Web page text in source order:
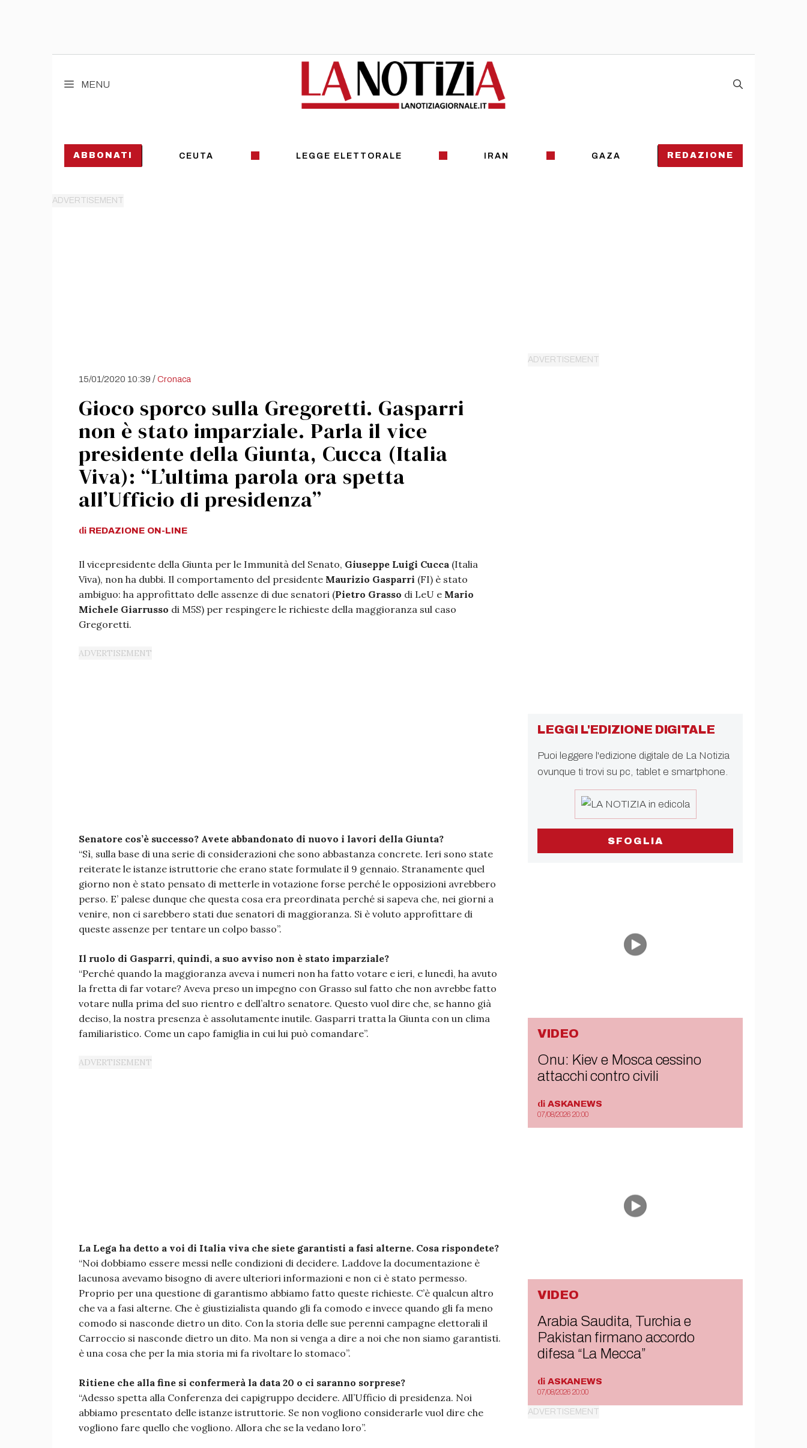
MENU
ABBONATI CEUTA LEGGE ELETTORALE IRAN GAZA REDAZIONE
15/01/2020 10:39 /Cronaca
Gioco sporco sulla Gregoretti. Gasparri
non è stato imparziale. Parla il vice
presidente della Giunta, Cucca (Italia
Viva): “L’ultima parola ora spetta
all’Ufficio di presidenza”
di REDAZIONE ON-LINE
Il vicepresidente della Giunta per le Immunità del Senato, Giuseppe Luigi Cucca (Italia
Viva), non ha dubbi. Il comportamento del presidente Maurizio Gasparri (FI) è stato
ambiguo: ha approfittato delle assenze di due senatori (Pietro Grasso di LeU e Mario
Michele Giarrusso di M5S) per respingere le richieste della maggioranza sul caso
Gregoretti.
Senatore cos’è successo? Avete abbandonato di nuovo i lavori della Giunta?
“Sì, sulla base di una serie di considerazioni che sono abbastanza concrete. Ieri sono state
reiterate le istanze istruttorie che erano state formulate il 9 gennaio. Stranamente quel
giorno non è stato pensato di metterle in votazione forse perché le opposizioni avrebbero
perso. E’ palese dunque che questa cosa era preordinata perché si sapeva che, nei giorni a
venire, non ci sarebbero stati due senatori di maggioranza. Si è voluto approfittare di
queste assenze per tentare un colpo basso”.
Il ruolo di Gasparri, quindi, a suo avviso non è stato imparziale?
“Perché quando la maggioranza aveva i numeri non ha fatto votare e ieri, e lunedì, ha avuto
la fretta di far votare? Aveva preso un impegno con Grasso sul fatto che non avrebbe fatto
votare nulla prima del suo rientro e dell’altro senatore. Questo vuol dire che, se hanno già
deciso, la nostra presenza è assolutamente inutile. Gasparri tratta la Giunta con un clima
familiaristico. Come un capo famiglia in cui lui può comandare”.
La Lega ha detto a voi di Italia viva che siete garantisti a fasi alterne. Cosa rispondete?
“Noi dobbiamo essere messi nelle condizioni di decidere. Laddove la documentazione è
lacunosa avevamo bisogno di avere ulteriori informazioni e non ci è stato permesso.
Proprio per una questione di garantismo abbiamo fatto queste richieste. C’è qualcun altro
che va a fasi alterne. Che è giustizialista quando gli fa comodo e invece quando gli fa meno
comodo si nasconde dietro un dito. Con la storia delle sue perenni campagne elettorali il
Carroccio si nasconde dietro un dito. Ma non si venga a dire a noi che non siamo garantisti.
è una cosa che per la mia storia mi fa rivoltare lo stomaco”.
Ritiene che alla fine si confermerà la data 20 o ci saranno sorprese?
“Adesso spetta alla Conferenza dei capigruppo decidere. All’Ufficio di presidenza. Noi
abbiamo presentato delle istanze istruttorie. Se non vogliono considerarle vuol dire che
vogliono fare quello che vogliono. Allora che se la vedano loro”.
LEGGI L'EDIZIONE DIGITALE
Puoi leggere l'edizione digitale de La Notizia
ovunque ti trovi su pc, tablet e smartphone.
SFOGLIA
VIDEO
Onu: Kiev e Mosca cessino
attacchi contro civili
di ASKANEWS
07/08/2026 20:00
VIDEO
Arabia Saudita, Turchia e
Pakistan firmano accordo
difesa “La Mecca”
di ASKANEWS
07/08/2026 20:00